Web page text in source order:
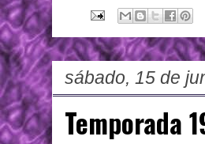
sábado, 15 de
Temporada